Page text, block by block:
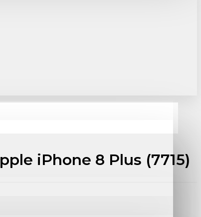
iPhone 8 Plus (7715)